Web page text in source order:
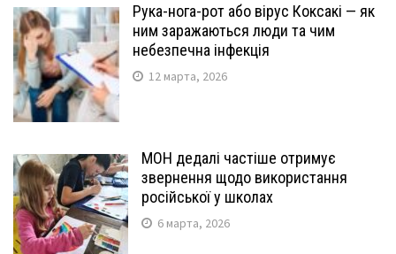
Рука-нога-рот або вірус Коксакі — як
ним заражаються люди та чим
небезпечна інфекція
12 марта, 2026
МОН дедалі частіше отримує
звернення щодо використання
російської у школах
6 марта, 2026